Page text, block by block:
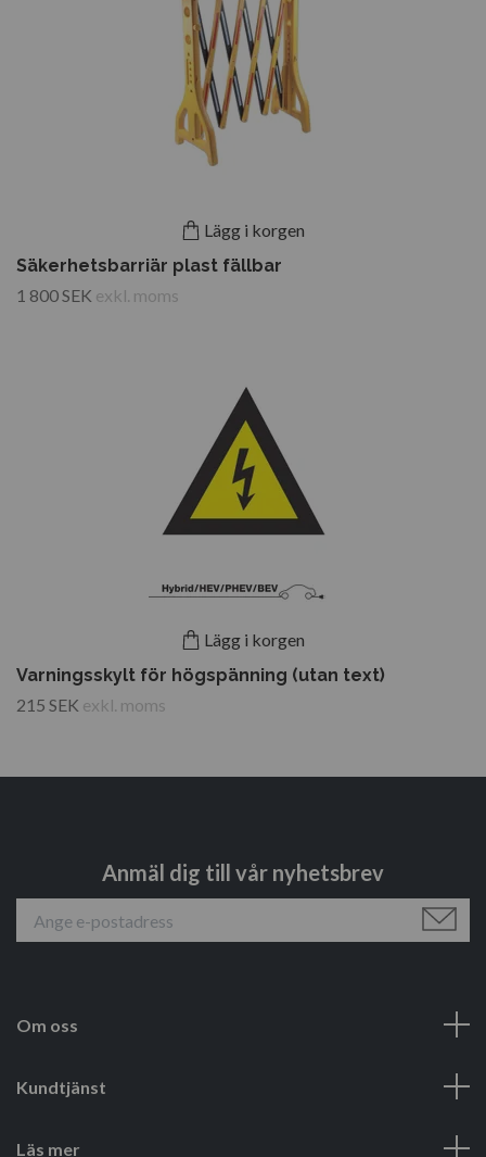
Lägg i korgen
Säkerhetsbarriär plast fällbar
1 800 SEK exkl. moms
Lägg i korgen
Varningsskylt för högspänning (utan text)
215 SEK exkl. moms
Anmäl dig till vår nyhetsbrev
Om oss
Kundtjänst
Läs mer